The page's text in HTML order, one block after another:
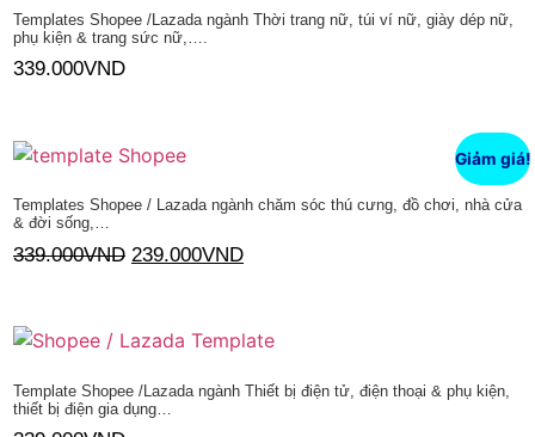
Templates Shopee /Lazada ngành Thời trang nữ, túi ví nữ, giày dép nữ,
phụ kiện & trang sức nữ,….
339.000VND
Giảm giá!
Templates Shopee / Lazada ngành chăm sóc thú cưng, đồ chơi, nhà cửa
& đời sống,…
339.000VND 239.000VND
Template Shopee /Lazada ngành Thiết bị điện tử, điện thoại & phụ kiện,
thiết bị điện gia dụng…